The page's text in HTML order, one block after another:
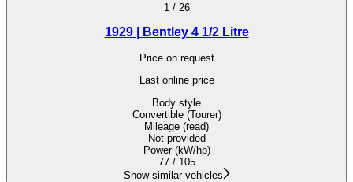
1 / 26
1929 | Bentley 4 1/2 Litre
Price on request
Last online price
Body style
Convertible (Tourer)
Mileage (read)
Not provided
Power (kW/hp)
77 / 105
Show similar vehicles